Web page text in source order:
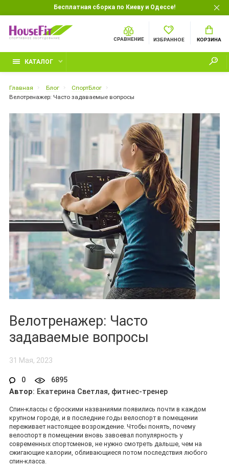
Бесплатная сборка по Киеву и Одессе!
СРАВНЕНИЕ ИЗБРАННОЕ КОРЗИНА
КАТАЛОГ
Главная Блог
СпортБлог
Велотренажер: Часто задаваемые вопросы
Велотренажер: Часто
задаваемые вопросы
31 Мая, 2023
0
6895
Автор: Екатерина Светлая, фитнес-тренер
Спин-классы с броскими названиями появились почти в каждом
крупном городе, и в последние годы велоспорт в помещении
переживает настоящее возрождение. Чтобы понять, почему
велоспорт в помещении вновь завоевал популярность у
современных спортсменов, не нужно смотреть дальше, чем на
сжигающие калории, обливающиеся потом последствия любого
спин-класса.